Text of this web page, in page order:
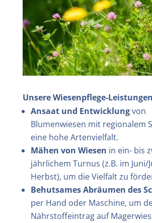
Unsere Wiesenpflege-
Ansaat und Entwicklungvon
Blumenwiesen mit regionalem
eine hohe Artenvielfalt.
Mähen von Wiesen in ein- bis
jährlichem Turnus (z.B. im Juni/
Herbst), um die Vielfalt zu
Behutsames Abräumen des
per Hand oder Maschine, um
Nährstoffeintrag auf